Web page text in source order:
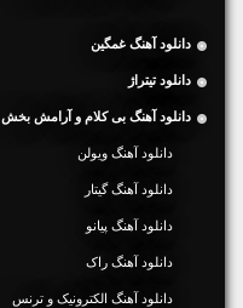
دانلود آهنگ غمگین
دانلود تیتراژ
دانلود آهنگ بی کلام و آرامش بخش
دانلود آهنگ ویولن
دانلود آهنگ گیتار
دانلود آهنگ پیانو
دانلود آهنگ راک
دانلود آهنگ الکترونیک و ترنس